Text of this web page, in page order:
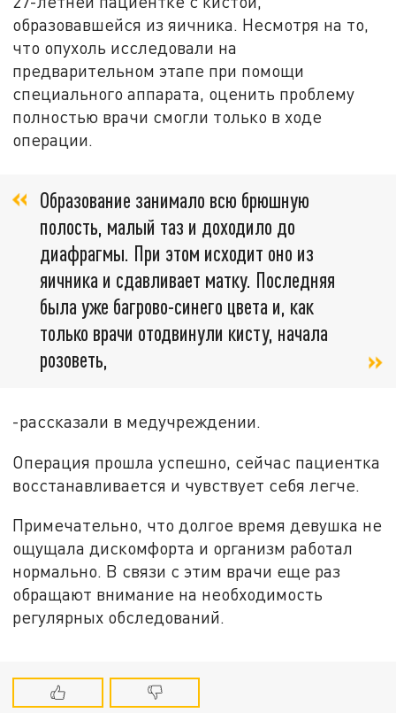
образовавшейся из яичника. Несмотря на то,
что опухоль исследовали на
предварительном этапе при помощи
специального аппарата, оценить проблему
полностью врачи смогли только в ходе
операции.
Образование занимало всю брюшную
полость, малый таз и доходило до
диафрагмы. При этом исходит оно из
яичника и сдавливает матку. Последняя
была уже багрово-синего цвета и, как
только врачи отодвинули кисту, начала
розоветь,
-рассказали в медучреждении.
Операция прошла успешно, сейчас пациентка
восстанавливается и чувствует себя легче.
Примечательно, что долгое время девушка не
ощущала дискомфорта и организм работал
нормально. В связи с этим врачи еще раз
обращают внимание на необходимость
регулярных обследований.